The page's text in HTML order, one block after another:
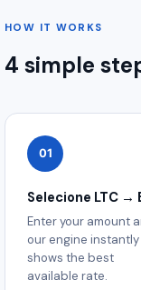
HOW IT WORKS
4 simple
01
Selecione LTC →
Enter your amount
our engine instantly
shows the best
available rate.